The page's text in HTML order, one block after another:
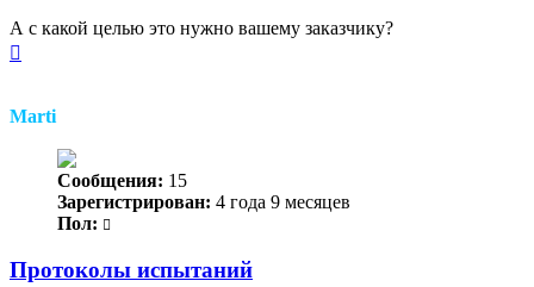
А с какой целью это нужно вашему заказчику?
Marti
Сообщения: 15
Зарегистрирован: 4 года 9 месяцев
Пол:
Протоколы испытаний